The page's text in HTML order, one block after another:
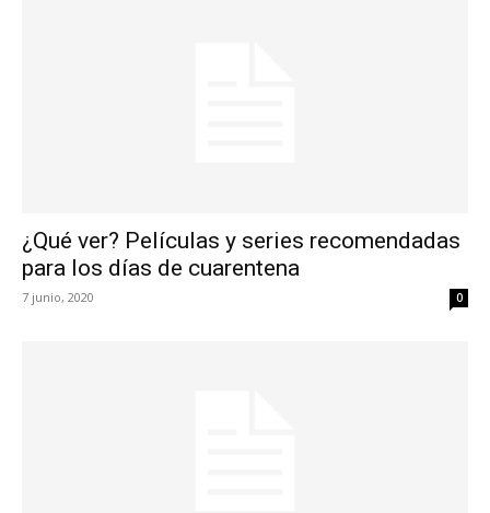
¿Qué ver? Películas y series recomendadas
para los días de cuarentena
7 junio, 2020 0